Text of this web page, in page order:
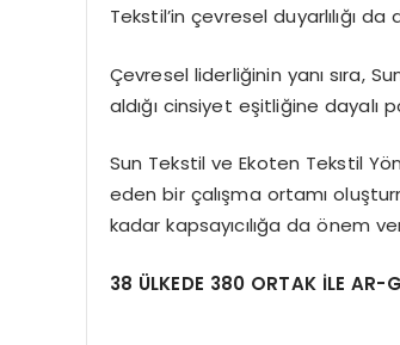
Tekstil’in çevresel duyarlılığı
Çevresel liderliğinin yanı sıra,
aldığı cinsiyet eşitliğine dayalı
Sun Tekstil ve Ekoten Tekstil
eden bir çalışma ortamı
kadar kapsayıcılığa da önem
38 ÜLKEDE 380 ORTAK İLE AR-